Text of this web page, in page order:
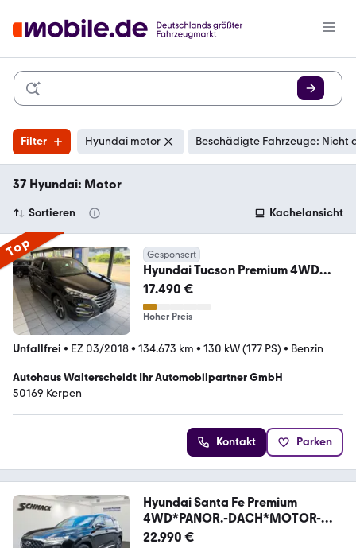
Filter Hyundai motor Beschädigte Fahrzeuge: Nicht
37 Hyundai: Motor
Sortieren Kachelansicht
Top Gesponsert
Hyundai Tucson Premium 4WD
*Motor original 0 km Hyundai*
17.490 €
Hoher Preis
Unfallfrei • EZ 03/2018• 134.673 km • 130 kW (177 PS) • Benzin
Autohaus Walterscheidt Ihr Automobilpartner GmbH
50169 Kerpen
Kontakt Parken
Hyundai Santa Fe Premium
4WD*PANOR.-DACH*MOTOR-
NEU
22.990 €